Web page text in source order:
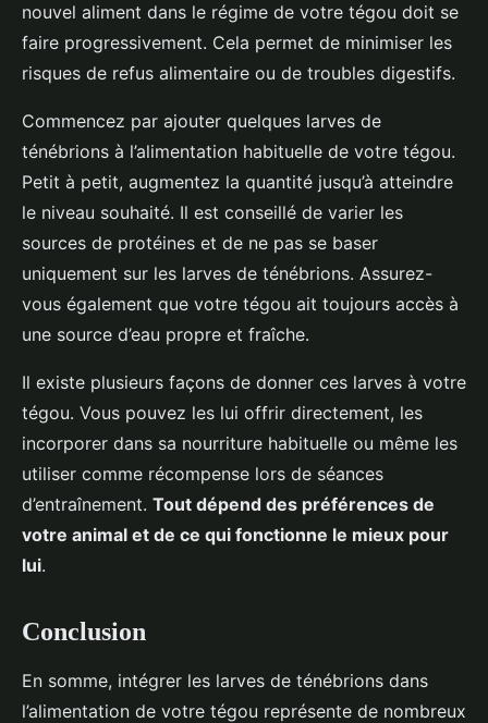
nouvel aliment dans le régime de votre tégou doit se
faire progressivement. Cela permet de minimiser les
risques de refus alimentaire ou de troubles digestifs.
Commencez par ajouter quelques larves de
ténébrions à l’alimentation habituelle de votre tégou.
Petit à petit, augmentez la quantité jusqu’à atteindre
le niveau souhaité. Il est conseillé de varier les
sources de protéines et de ne pas se baser
uniquement sur les larves de ténébrions. Assurez-
vous également que votre tégou ait toujours accès à
une source d’eau propre et fraîche.
Il existe plusieurs façons de donner ces larves à votre
tégou. Vous pouvez les lui offrir directement, les
incorporer dans sa nourriture habituelle ou même les
utiliser comme récompense lors de séances
d’entraînement. Tout dépend des préférences de
votre animal et de ce qui fonctionne le mieux pour
lui.
Conclusion
En somme, intégrer les larves de ténébrions dans
l’alimentation de votre tégou représente de nombreux